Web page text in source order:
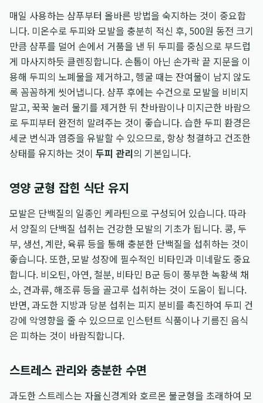
매일 사용하는 샴푸부터 올바른 방법을 숙지하는 것이 중요합
니다. 미온수로 두피와 모발을 충분히 적신 후, 500원 동전 크기
만큼 샴푸를 덜어 손에서 거품을 낸 뒤 두피를 중심으로 부드럽
게 마사지하듯 클렌징합니다. 손톱이 아닌 손가락 끝 지문을 이
용해 두피의 노폐물을 제거하고, 헹굴 때는 잔여물이 남지 않도
록 꼼꼼하게 씻어냅니다. 샴푸 후에는 수건으로 모발을 비비지
말고, 꾹꾹 눌러 물기를 제거한 뒤 찬바람이나 미지근한 바람으
로 두피부터 완전히 말려주는 것이 좋습니다. 습한 두피 환경은
세균 번식과 염증을 유발할 수 있으므로, 항상 청결하고 건조한
상태를 유지하는 것이 두피 관리의 기본입니다.
영양 균형 잡힌 식단 유지
모발은 단백질의 일종인 케라틴으로 구성되어 있습니다. 따라
서 양질의 단백질 섭취는 건강한 모발의 기초가 됩니다. 콩, 두
부, 생선, 계란, 육류 등을 통해 충분한 단백질을 섭취하는 것이
좋습니다. 또한, 모발 성장에 필수적인 비타민과 미네랄도 중요
합니다. 비오틴, 아연, 철분, 비타민 B군 등이 풍부한 녹황색 채
소, 견과류, 해조류 등을 골고루 섭취하는 것이 도움이 됩니다.
반면, 과도한 지방과 당분 섭취는 피지 분비를 촉진하여 두피 건
강에 악영향을 줄 수 있으므로 인스턴트 식품이나 기름진 음식
은 피하는 것이 바람직합니다.
스트레스 관리와 충분한 수면
과도한 스트레스는 자율신경계와 호르몬 불균형을 초래하여 모